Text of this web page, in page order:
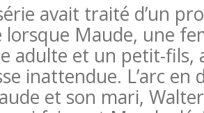
avait traité d’un
Maude, une
adulte et un petit-fils,
inattendue. L’arc en
et son mari,